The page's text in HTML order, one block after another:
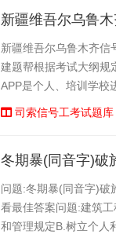
新疆维吾尔乌鲁
新疆维吾尔乌鲁木齐信
建题帮根据考试大纲规
APP是个人、培训学校
试考场，有错题统计顺
司索信号工考试题库
冬期暴(同音字)破
问题:冬期暴(同音字)破
看最佳答案问题:建筑
和管理规定B.树立个人